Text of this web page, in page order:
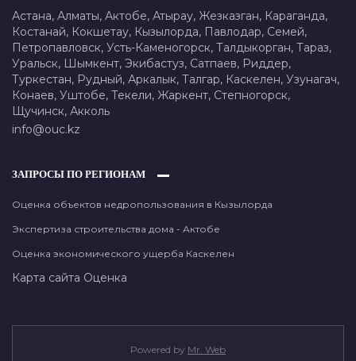
Астана, Алматы, Актобе, Атырау, Жезказган, Караганда,
Костанай, Кокшетау, Кызылорда, Павлодар, Семей,
Петропавловск, Усть-Каменогорск, Талдыкорган, Тараз,
Уральск, Шымкент, Экибастуз, Сатпаев, Риддер,
Туркестан, Рудный, Аркалык, Талгар, Каскелен, Узунагач,
Конаев, Уштобе, Текели, Жаркент, Степногорск,
Щучинск, Акколь
info@ouc.kz
ЗАПРОСЫ ПО РЕГИОНАМ
Оценка объектов недропользования в Кызылорда
Экспертиза строительства дома - Актобе
Оценка экономического ущерба Каскелен
Карта сайта Оценка
Powered by Mr. Web